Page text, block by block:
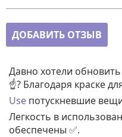
ДОБАВИТЬ ОТЗЫВ
Давно хотели
☝️? Благодаря краске
Use потускневшие
Легкость в
обеспечены ✅.